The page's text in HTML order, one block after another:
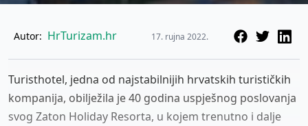
Autor: HrTurizam.hr 17. rujna 2022.
Turisthotel, jedna od najstabilnijih hrvatskih turističkih
kompanija, obilježila je 40 godina uspješnog poslovanja
svog Zaton Holiday Resorta, u kojem trenutno i dalje